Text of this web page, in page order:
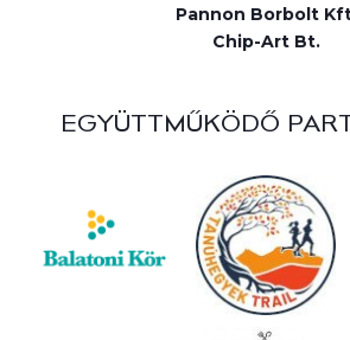
Pannon Borbolt
Chip-Art Bt.
EGYÜTTMŰKÖDŐ